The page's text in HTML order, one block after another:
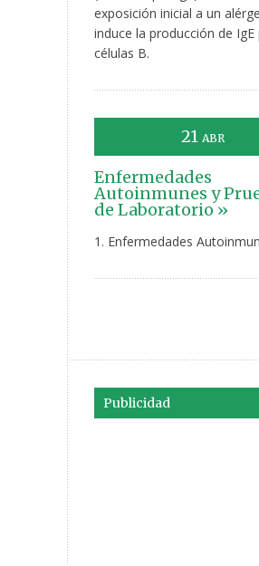
exposición inicial a un
induce la producción de IgE
células B.
21 ABR
Enfermedades
Autoinmunes y
de Laboratorio »
1. Enfermedades
Publicidad